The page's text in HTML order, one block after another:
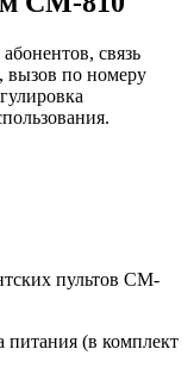
связь
вызов по номеру
пультов CM-
питания (в комплект